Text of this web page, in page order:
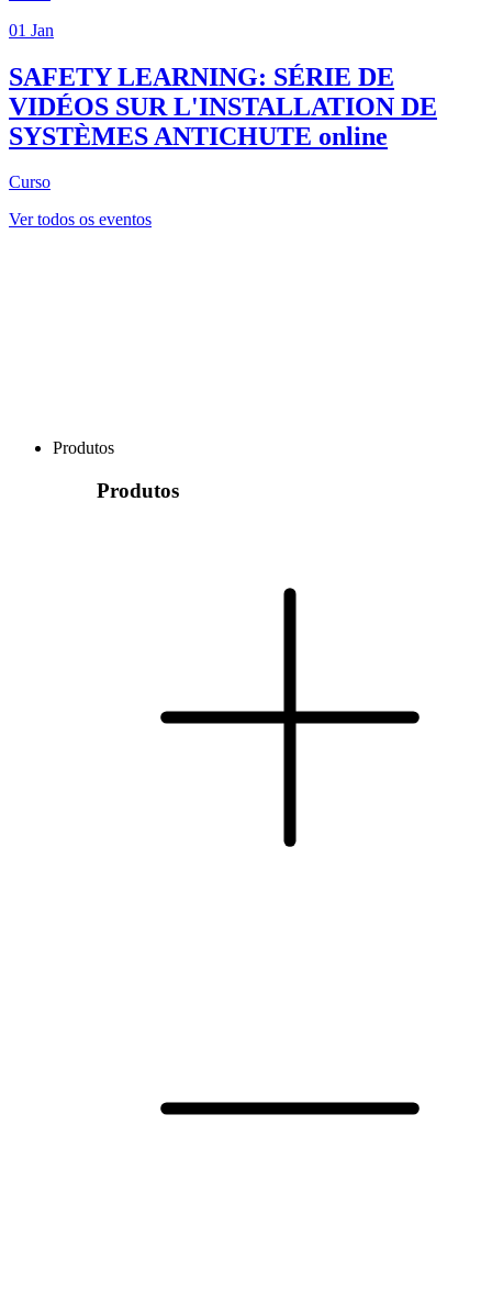
01 Jan
SAFETY LEARNING: SÉRIE DE
VIDÉOS SUR L'INSTALLATION DE
SYSTÈMES ANTICHUTE online
Curso
Ver todos os eventos
Produtos
Produtos